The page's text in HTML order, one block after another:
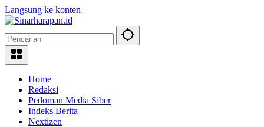
Langsung ke konten
Home
Redaksi
Pedoman Media Siber
Indeks Berita
Nextizen